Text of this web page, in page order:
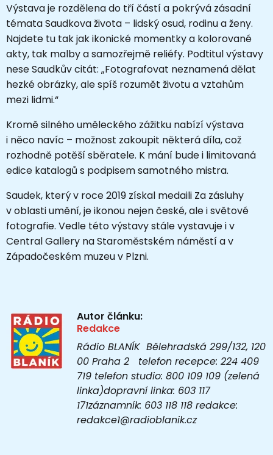
Výstava je rozdělena do tří částí a pokrývá zásadní
témata Saudkova života – lidský osud, rodinu a ženy.
Najdete tu tak jak ikonické momentky a kolorované
akty, tak malby a samozřejmě reliéfy. Podtitul výstavy
nese Saudkův citát: „Fotografovat neznamená dělat
hezké obrázky, ale spíš rozumět životu a vztahům
mezi lidmi.“
Kromě silného uměleckého zážitku nabízí výstava
i něco navíc – možnost zakoupit některá díla, což
rozhodně potěší sběratele. K mání bude i limitovaná
edice katalogů s podpisem samotného mistra.
Saudek, který v roce 2019 získal medaili Za zásluhy
v oblasti umění, je ikonou nejen české, ale i světové
fotografie. Vedle této výstavy stále vystavuje i v
Central Gallery na Staroměstském náměstí a v
Západočeském muzeu v Plzni.
Autor článku:
Redakce
Rádio BLANÍK Bělehradská 299/132, 120
00 Praha 2 telefon recepce: 224 409
719 telefon studio: 800 109 109 (zelená
linka)dopravní linka: 603 117
171záznamník: 603 118 118 redakce:
redakce1@radioblanik.cz